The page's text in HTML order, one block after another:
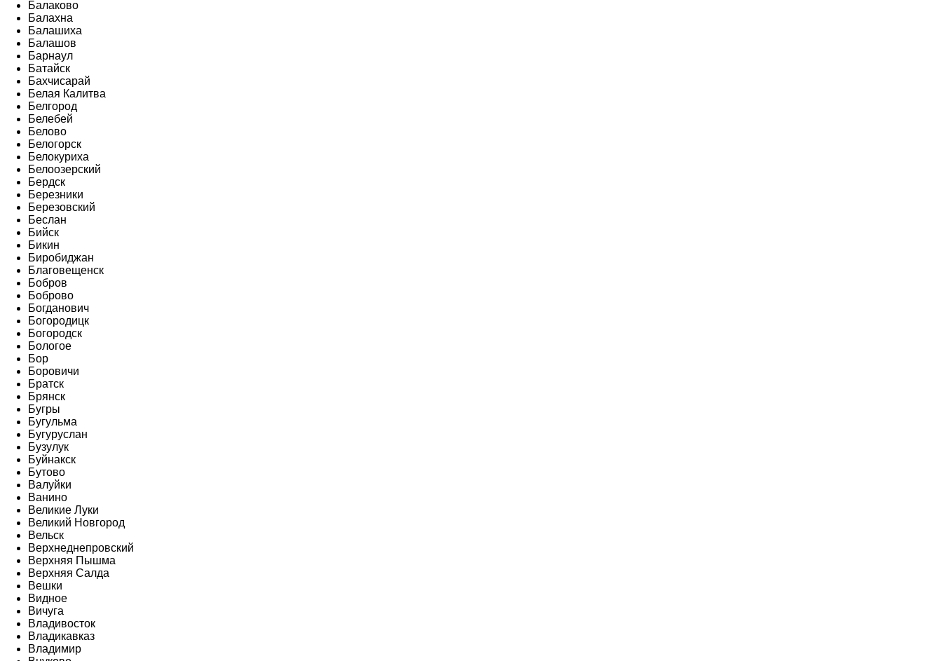
Балаково
Балахна
Балашиха
Балашов
Барнаул
Батайск
Бахчисарай
Белая Калитва
Белгород
Белебей
Белово
Белогорск
Белокуриха
Белоозерский
Бердск
Березники
Березовский
Беслан
Бийск
Бикин
Биробиджан
Благовещенск
Бобров
Боброво
Богданович
Богородицк
Богородск
Бологое
Бор
Боровичи
Братск
Брянск
Бугры
Бугульма
Бугуруслан
Бузулук
Буйнакск
Бутово
Валуйки
Ванино
Великие Луки
Великий Новгород
Вельск
Верхнеднепровский
Верхняя Пышма
Верхняя Салда
Вешки
Видное
Вичуга
Владивосток
Владикавказ
Владимир